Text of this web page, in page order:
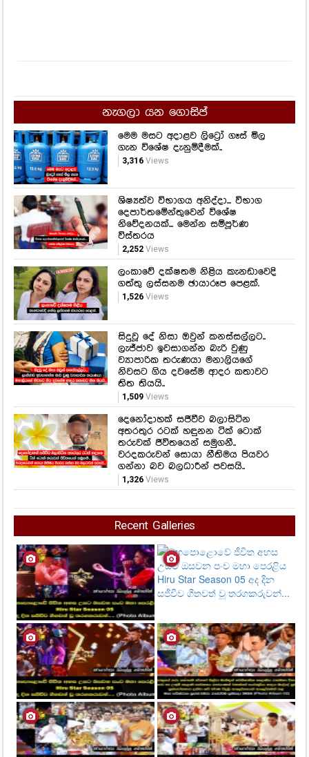
නැගලා යන ගොසිප්
මෙම මසට අදාළව ලිට්‍රෝ ගෑස් මිල
ගැන විශේෂ දැනුම්දීමක්..
3,316Views
ශිෂ්‍යත්ව විභාගය අනිද්දා... විභාග
දෙපාර්තමේන්තුවෙන් විශේෂ
නිවේදනයක්... මෙන්න සම්පූර්ණ
විස්තරය
2,252Views
ලංකාවේ දක්ෂතම නිළිය කැනඩාවෙදි
ගත්තු ලස්සනම ඡායාරූප පෙළක්.
1,526Views
සිදුවූ දේ නිසා ඔවුන් කනස්සල්ලට..
ලැජ්ජාව ඉවසාගන්න බැරි වුණු
ව්‍යාපාරික තරුණයා මනාලියගේ
නිවසට ගිය දවසේම ආදර කතාවට
තිත තියයි..
1,509Views
දෙනෝදාහක් සජීවීව බලාසිටින
අතරතුර රටක් හඳුනන ටික් ටොක්
තරුවක් ජීවිතයෙන් සමුගනී..
වරදකරුවන් සොයා නීතිමය පියවර
ගන්නා බව බලධාරීන් පවසයි..
1,326Views
Recent Galleries